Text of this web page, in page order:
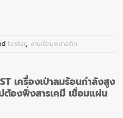
leister, งานเชื่อมพลาสติก
ST เครื่องเป่าลมร้อนกำลังสูง
องพึ่งสารเคมี เชื่อมแผ่น